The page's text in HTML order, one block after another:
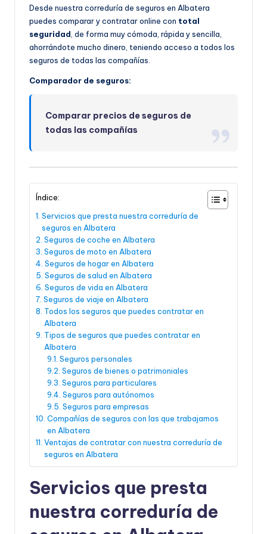
Desde nuestra correduría de seguros en Albatera
puedes comparar y contratar online con total
seguridad, de forma muy cómoda, rápida y sencilla,
ahorrándote mucho dinero, teniendo acceso a todos los
seguros de todas las compañías.
Comparador de seguros:
Comparar precios de seguros de
todas las compañías
Índice:
Servicios que presta nuestra correduría de
seguros en Albatera
Seguros de coche en Albatera
Seguros de moto en Albatera
Seguros de hogar en Albatera
Seguros de salud en Albatera
Seguros de vida en Albatera
Seguros de viaje en Albatera
Todos los seguros que puedes contratar en
Albatera
Tipos de seguros que puedes contratar en
Albatera
Seguros personales
Seguros de bienes o patrimoniales
Seguros para particulares
Seguros para autónomos
Seguros para empresas
Compañías de seguros con las que trabajamos
en Albatera
Ventajas de contratar con nuestra correduría de
seguros en Albatera
Servicios que presta
nuestra correduría de